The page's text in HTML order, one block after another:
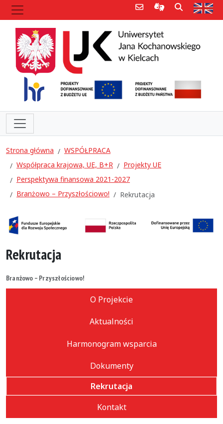
Poczta e-mailInformacje dla
Szukaj
Strona główna
WSPÓŁPRACA
Współpraca krajowa, UE, B+R
Projekty UE
Perspektywa finansowa 2021-2027
Branżowo – Przyszłościowo!
Rekrutacja
Rekrutacja
Branżowo – Przyszłościowo!
O Projekcie
Aktualności
Harmonogram wsparcia
Dokumenty
Rekrutacja
Kontakt